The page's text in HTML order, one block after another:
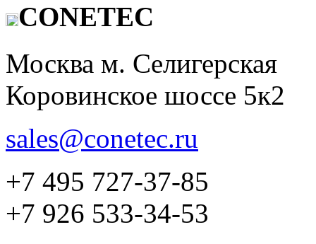
CONETEC
Москва м. Селигерская
Коровинское шоссе 5к2
sales@conetec.ru
+7 495 727-37-85
+7 926 533-34-53